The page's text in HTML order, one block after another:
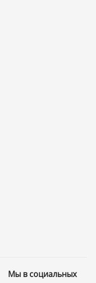
Мы в социальных